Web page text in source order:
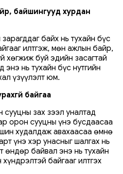
байшингууд хурдан
байх нь тухайн бүс
илтгэж, мөн ажлын байр,
хөгжиж буй эдийн засагтай
энэ нь тухайн бүс нутгийн
үзүүлэлт юм.
байгаа
зах зээл уналтад
орон сууцны үнэ бусдаасаа
худалдаж авахаасаа өмнө
үнэ хэр унасныг шалгах нь
өндөр байвал энэ нь тухайн
байгааг илтгэх